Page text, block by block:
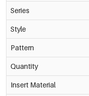
Series
Style
Pattern
Quantity
Insert Material